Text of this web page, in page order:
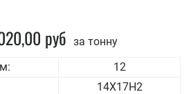
руб за тонну
12
14Х17Н2